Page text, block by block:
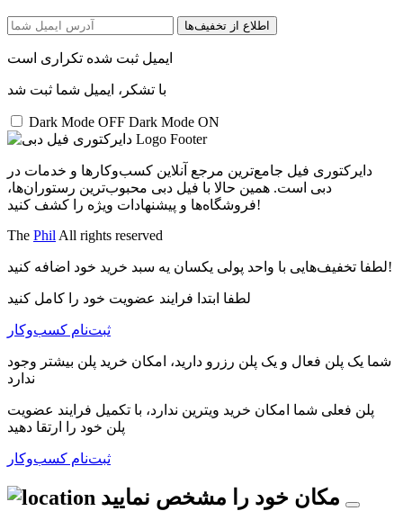
اطلاع از تخفیف‌ها
ایمیل ثبت شده تکراری است
با تشکر، ایمیل شما ثبت شد
Dark Mode OFF Dark Mode ON
دایرکتوری فیل جامع‌ترین مرجع آنلاین کسب‌وکارها و خدمات در
دبی است. همین حالا با فیل دبی محبوب‌ترین رستوران‌ها،
فروشگاه‌ها و پیشنهادات ویژه را کشف کنید!
The Phil All rights reserved
لطفا تخفیف‌هایی با واحد پولی یکسان یه سبد خرید خود اضافه کنید!
لطفا ابتدا فرایند عضویت خود را کامل کنید
ثبت‌نام کسب‌و‌کار
شما یک پلن فعال و یک پلن رزرو دارید، امکان خرید پلن بیشتر وجود
ندارد
پلن فعلی شما امکان خرید ویترین ندارد، با تکمیل فرایند عضویت
پلن خود را ارتقا دهید
ثبت‌نام کسب‌و‌کار
مکان خود را مشخص نمایید